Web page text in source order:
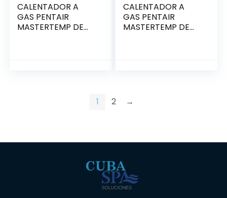
CALENTADOR A
GAS PENTAIR
MASTERTEMP DE
CALENTADOR A
GAS PENTAIR
MASTERTEMP DE
1 2 →